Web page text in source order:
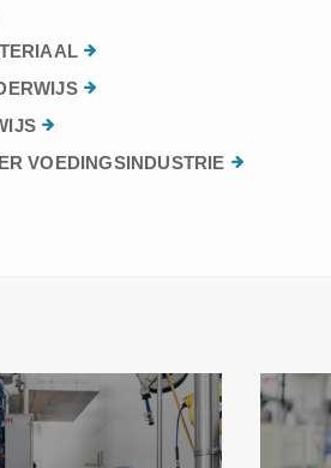
VOEDINGSINDUSTRIE